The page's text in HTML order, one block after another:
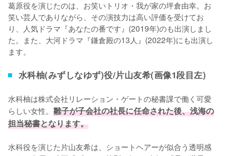
葛原役を演じたのは、お笑いトリオ・我が家の坪倉由幸。お
笑い芸人でありながら、その演技力は高い評価を受けてお
り、人気ドラマ『あなたの番です』(2019年)のも出演しまし
た。また、大河ドラマ『鎌倉殿の13人』(2022年)にも出演し
ます。
水科柚(みずしなゆず)役/片山友希(画像1段目左)
水科柚は株式会社リレーション・ゲートの秘書課で働く可愛
らしい女性。 雛子が子会社の社長に任命された後、浅海の
担当秘書となります。
水科役を演じた片山友希は、ショートヘアーが似合う透明感